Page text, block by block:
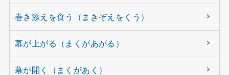
巻き添えを食う（まきぞえをくう）
幕が上がる（まくがあがる）
幕が開く（まくがあく）